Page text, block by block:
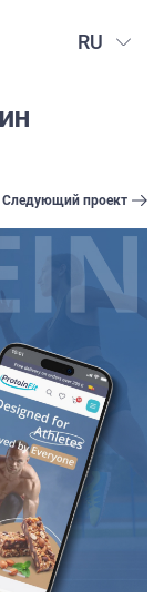
RU
Следующий проект